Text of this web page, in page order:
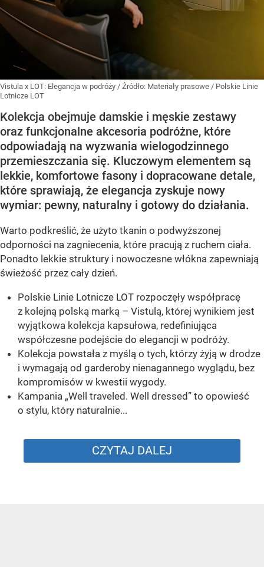
Vistula x LOT: Elegancja w podróży / Źródło: Materiały prasowe / Polskie Linie
Lotnicze LOT
Kolekcja obejmuje damskie i męskie zestawy
oraz funkcjonalne akcesoria podróżne, które
odpowiadają na wyzwania wielogodzinnego
przemieszczania się. Kluczowym elementem są
lekkie, komfortowe fasony i dopracowane detale,
które sprawiają, że elegancja zyskuje nowy
wymiar: pewny, naturalny i gotowy do działania.
Warto podkreślić, że użyto tkanin o podwyższonej
odporności na zagniecenia, które pracują z ruchem ciała.
Ponadto lekkie struktury i nowoczesne włókna zapewniają
świeżość przez cały dzień.
Polskie Linie Lotnicze LOT rozpoczęły współpracę
z kolejną polską marką – Vistulą, której wynikiem jest
wyjątkowa kolekcja kapsułowa, redefiniująca
współczesne podejście do elegancji w podróży.
Kolekcja powstała z myślą o tych, którzy żyją w drodze
i wymagają od garderoby nienagannego wyglądu, bez
kompromisów w kwestii wygody.
Kampania „Well traveled. Well dressed” to opowieść
o stylu, który naturalnie...
CZYTAJ DALEJ